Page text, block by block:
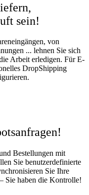
sein!
von
... lehnen Sie sich
Arbeit erledigen. Für E-
DropShipping
Bestellungen mit
Sie benutzerdefinierte
Sie Ihre
Sie haben die Kontrolle!